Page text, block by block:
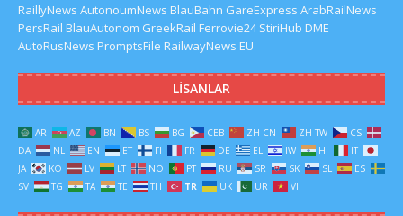
RaillyNews AutonoumNews BlauBahn GareExpress ArabRailNews
PersRail BlauAutonom GreekRail Ferrovie24 StiriHub DME
AutoRusNews PromptsFile RailwayNews EU
LISANLAR
AR AZ BN BS BG CEB ZH-CN ZH-TW
CS
DA
NL EN ET FI FR DE EL IW HI
IT
JA
KO LV LT NO PT RU SR SK SL
ES
SV
TG TA TE TH TR UK UR VI